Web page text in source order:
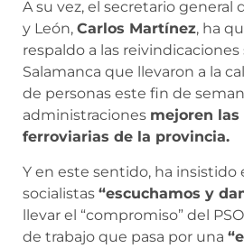
A su vez, el secretario general
y León, Carlos Martínez, ha
respaldo a las reivindicaciones
Salamanca que llevaron a la
de personas este fin de
administraciones mejoren las
ferroviarias de la provincia.
Y en este sentido, ha insistido
socialistas “escuchamos y
llevar el “compromiso” del
de trabajo que pasa por una